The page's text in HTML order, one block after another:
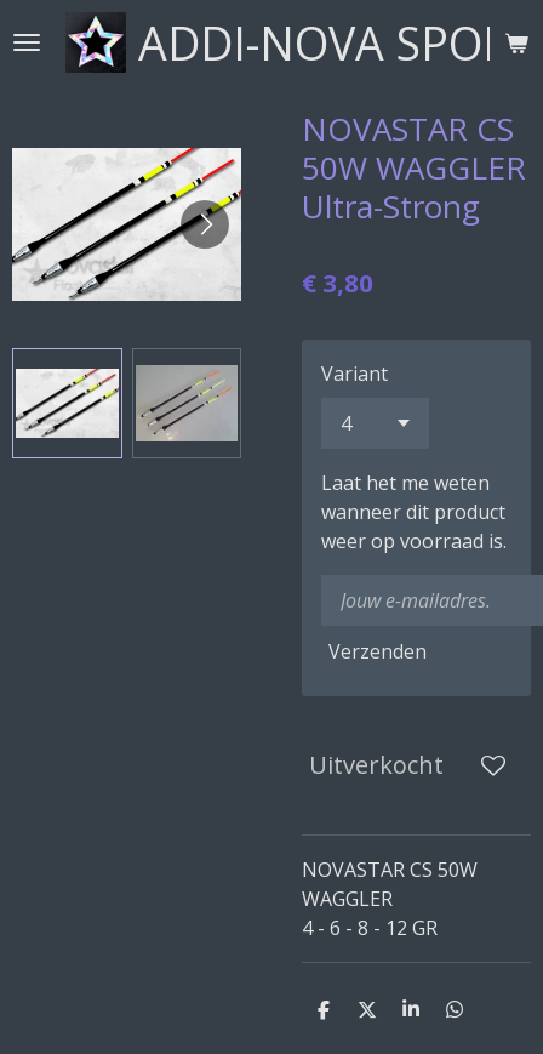
direct
ADDI-NOVA
NOVASTAR CS
50W WAGGLER
Ultra-Strong
€ 3,80
Variant
Laat het me weten
wanneer dit product
weer op voorraad is.
Verzenden
Uitverkocht
NOVASTAR CS 50W
WAGGLER
4 - 6 - 8 - 12 GR
D
D
S
D